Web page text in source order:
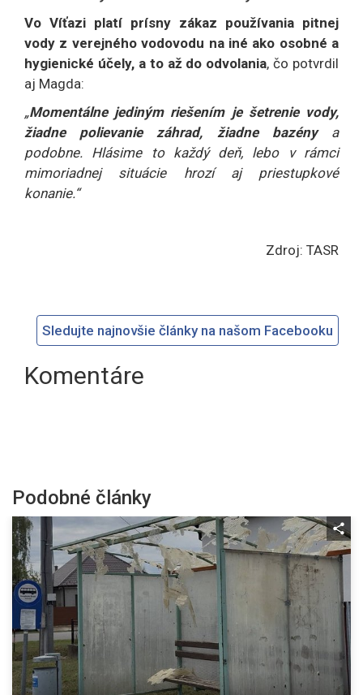
Vo Víťazi platí prísny zákaz používania pitnej
vody z verejného vodovodu na iné ako osobné a
hygienické účely, a to až do odvolania, čo potvrdil
aj Magda:
„Momentálne jediným riešením je šetrenie vody,
žiadne polievanie záhrad, žiadne bazény a
podobne. Hlásime to každý deň, lebo v rámci
mimoriadnej situácie hrozí aj priestupkové
konanie.“
Zdroj: TASR
Sledujte najnovšie články na našom Facebooku
Komentáre
Podobné články